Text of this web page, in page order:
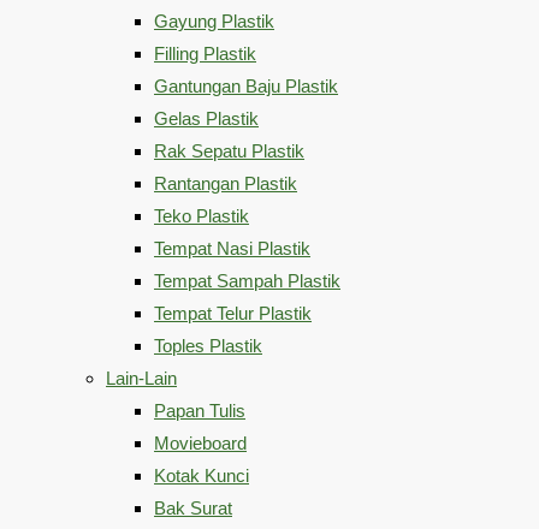
Gayung Plastik
Filling Plastik
Gantungan Baju Plastik
Gelas Plastik
Rak Sepatu Plastik
Rantangan Plastik
Teko Plastik
Tempat Nasi Plastik
Tempat Sampah Plastik
Tempat Telur Plastik
Toples Plastik
Lain-Lain
Papan Tulis
Movieboard
Kotak Kunci
Bak Surat